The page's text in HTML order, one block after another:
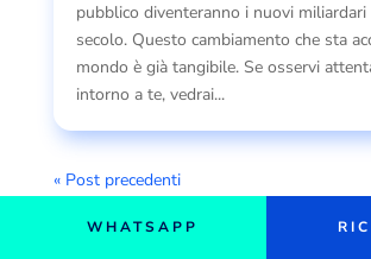
pubblico diventeranno i nuovi miliardari
secolo. Questo cambiamento che sta
mondo è già tangibile. Se osservi
intorno a te, vedrai...
« Post precedenti
WHATSAPP